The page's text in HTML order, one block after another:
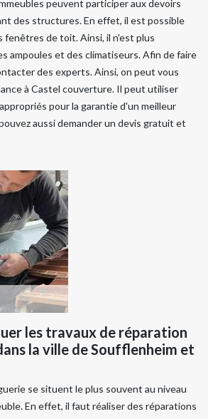
peuvent participer aux devoirs
des structures. En effet, il est possible
fenêtres de toit. Ainsi, il n'est plus
ampoules et des climatiseurs. Afin de faire
des experts. Ainsi, on peut vous
à Castel couverture. Il peut utiliser
pour la garantie d'un meilleur
aussi demander un devis gratuit et
les travaux de réparation
la ville de Soufflenheim et
se situent le plus souvent au niveau
En effet, il faut réaliser des réparations